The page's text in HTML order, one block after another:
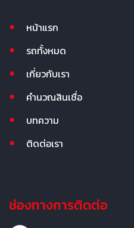
หน้าแรก
รถทั้งหมด
เกี่ยวกับเรา
คำนวณสินเชื่อ
บทความ
ติดต่อเรา
ช่องทางการติดต่อ